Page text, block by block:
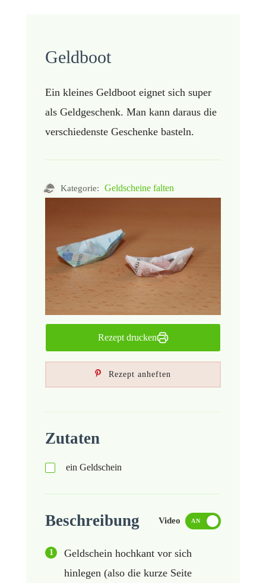
Geldboot
Ein kleines Geldboot eignet sich super
als Geldgeschenk. Man kann daraus die
verschiedenste Geschenke basteln.
Kategorie: Geldscheine falten
Rezept drucken
Rezept anheften
Zutaten
ein Geldschein
Beschreibung Video AN
Geldschein hochkant vor sich
hinlegen (also die kurze Seite